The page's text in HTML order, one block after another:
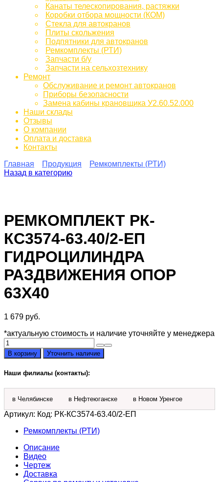
Канаты телескопирования, растяжки
Коробки отбора мощности (КОМ)
Стекла для автокранов
Плиты скольжения
Подпятники для автокранов
Ремкомплекты (РТИ)
Запчасти б/у
Запчасти на сельхозтехнику
Ремонт
Обслуживание и ремонт автокранов
Приборы безопасности
Замена кабины крановщика У2.60.52.000
Наши склады
Отзывы
О компании
Оплата и доставка
Контакты
Главная
Продукция
Ремкомплекты (РТИ)
Назад в категорию
РЕМКОМПЛЕКТ РК-
КС3574-63.40/2-ЕП
ГИДРОЦИЛИНДРА
РАЗДВИЖЕНИЯ ОПОР
63Х40
1 679 руб.
*актуальную стоимость и наличие уточняйте у менеджера
Количество
товара
Ремкомплект
КС3574-
гидроцилиндра
раздвижения
опор
63х40
В корзину Уточнить наличие
Наши филиалы (контакты):
в Челябинске в Нефтеюганске в Новом Уренгое
Артикул: Код: РК-КС3574-63.40/2-ЕП
Ремкомплекты (РТИ)
Описание
Видео
Чертеж
Доставка